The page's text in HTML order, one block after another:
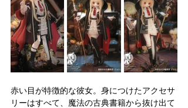
赤い目が特徴的な彼女。身につけたアクセサ
リーはすべて、魔法の古典書籍から抜け出て